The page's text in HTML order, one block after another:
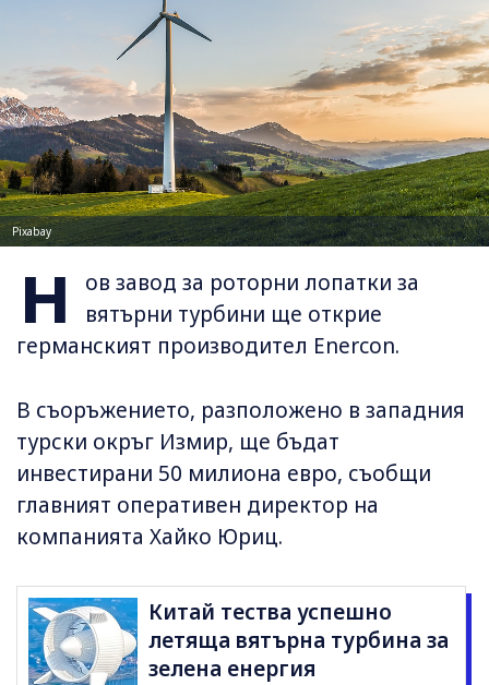
Pixabay
Н
ов завод за роторни лопатки за
вятърни турбини ще открие
германският производител Enercon.
В съоръжението, разположено в западния
турски окръг Измир, ще бъдат
инвестирани 50 милиона евро, съобщи
главният оперативен директор на
компанията Хайко Юриц.
Китай тества успешно
летяща вятърна турбина за
зелена енергия